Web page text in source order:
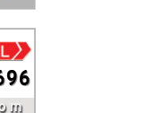
de St-Pie pour être
carte !
5 août 2026